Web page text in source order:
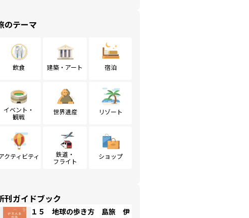
のテーマ
飲食 建築・アート 宿泊
イベント・
観戦
世界遺産 リゾート
クティビティ
鉄道・
フライト
ショップ
刊ガイドブック
１５ 地球の歩き方 島旅 伊